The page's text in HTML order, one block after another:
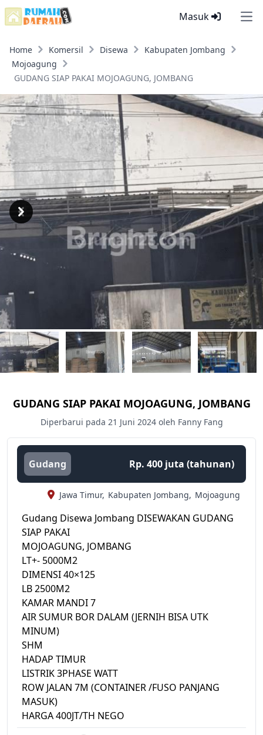
Masuk
Home Komersil Disewa
Kabupaten Jombang
Mojoagung
GUDANG SIAP PAKAI MOJOAGUNG, JOMBANG
Previous
Next
GUDANG SIAP PAKAI MOJOAGUNG, JOMBANG
Diperbarui pada 21 Juni 2024 oleh Fanny Fang
Gudang Rp. 400 juta (tahunan)
Jawa Timur, Kabupaten Jombang, Mojoagung
Gudang Disewa Jombang DISEWAKAN GUDANG
SIAP PAKAI
MOJOAGUNG, JOMBANG
LT+- 5000M2
DIMENSI 40×125
LB 2500M2
KAMAR MANDI 7
AIR SUMUR BOR DALAM (JERNIH BISA UTK
MINUM)
SHM
HADAP TIMUR
LISTRIK 3PHASE WATT
ROW JALAN 7M (CONTAINER /FUSO PANJANG
MASUK)
HARGA 400JT/TH NEGO